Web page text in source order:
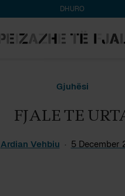
DHURO
Gjuhësi
FJALE TE
Ardian Vehbiu 5 December